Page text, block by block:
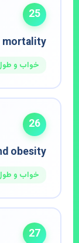
25
mortality
خواب و
26
obesity
خواب و
27